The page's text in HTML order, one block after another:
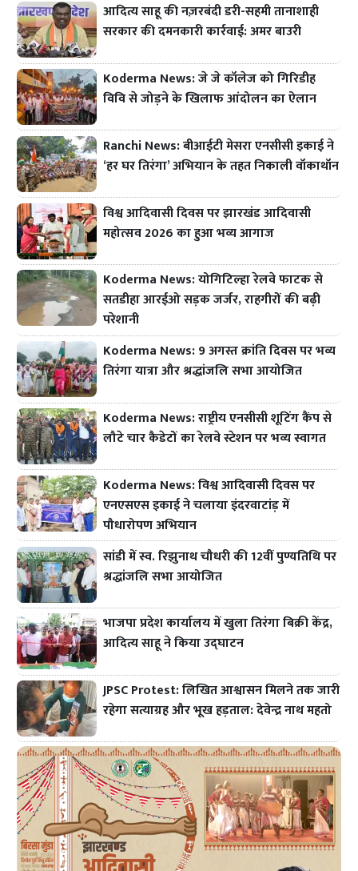
आदित्य साहू की नज़रबंदी डरी-सहमी तानाशाही
सरकार की दमनकारी कार्रवाई: अमर बाउरी
Koderma News: जे जे कॉलेज को गिरिडीह
विवि से जोड़ने के खिलाफ आंदोलन का ऐलान
Ranchi News: बीआईटी मेसरा एनसीसी इकाई ने
‘हर घर तिरंगा’ अभियान के तहत निकाली वॉकाथॉन
विश्व आदिवासी दिवस पर झारखंड आदिवासी
महोत्सव 2026 का हुआ भव्य आगाज
Koderma News: योगिटिल्हा रेलवे फाटक से
सतडीहा आरईओ सड़क जर्जर, राहगीरों की बढ़ी
परेशानी
Koderma News: 9 अगस्त क्रांति दिवस पर भव्य
तिरंगा यात्रा और श्रद्धांजलि सभा आयोजित
Koderma News: राष्ट्रीय एनसीसी शूटिंग कैंप से
लौटे चार कैडेटों का रेलवे स्टेशन पर भव्य स्वागत
Koderma News: विश्व आदिवासी दिवस पर
एनएसएस इकाई ने चलाया इंदरवाटांड़ में
पौधारोपण अभियान
सांडी में स्व. रिझुनाथ चौधरी की 12वीं पुण्यतिथि पर
श्रद्धांजलि सभा आयोजित
भाजपा प्रदेश कार्यालय में खुला तिरंगा बिक्री केंद्र,
आदित्य साहू ने किया उद्घाटन
JPSC Protest: लिखित आश्वासन मिलने तक जारी
रहेगा सत्याग्रह और भूख हड़ताल: देवेन्द्र नाथ महतो